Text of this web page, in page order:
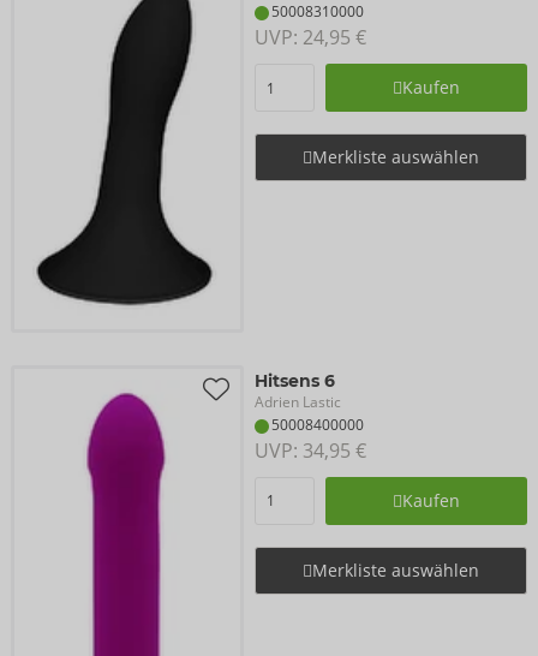
50008310000
UVP: 24,95 €
Kaufen
Merkliste auswählen
Hitsens 6
Adrien Lastic
50008400000
UVP: 34,95 €
Kaufen
Merkliste auswählen